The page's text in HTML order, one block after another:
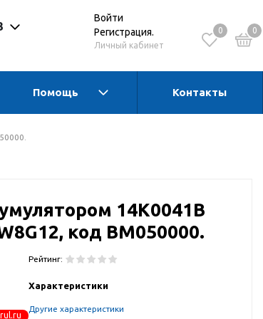
Войти
Регистрация.
Личный кабинет
0 0
Помощь Контакты
14K0041B
код BM050000.
Характеристики
Другие характеристики
Рейтинг: